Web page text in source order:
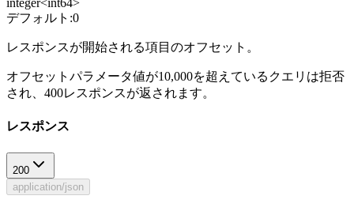
integer<int64>
デフォルト:0
レスポンスが開始される項目のオフセット。
オフセットパラメータ値が10,000を超えているクエリは拒否
され、400レスポンスが返されます。
レスポンス
200
application/json